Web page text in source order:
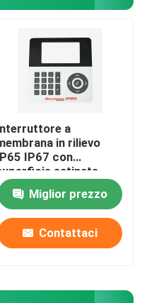
a
in rilievo
IP67 con
satinata
lucida
Miglior prezzo
Contattaci